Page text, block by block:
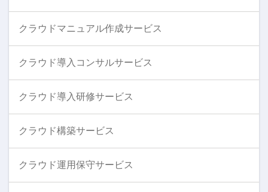
クラウドマニュアル作成サービス
クラウド導入コンサルサービス
クラウド導入研修サービス
クラウド構築サービス
クラウド運用保守サービス